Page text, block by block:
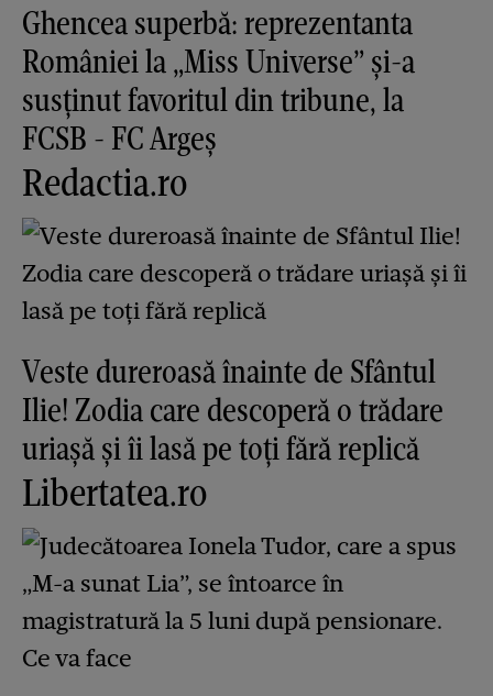
Ghencea superbă: reprezentanta
României la „Miss Universe” și-a
susținut favoritul din tribune, la
FCSB - FC Argeș
Redactia.ro
Veste dureroasă înainte de Sfântul
Ilie! Zodia care descoperă o trădare
uriașă și îi lasă pe toți fără replică
Libertatea.ro